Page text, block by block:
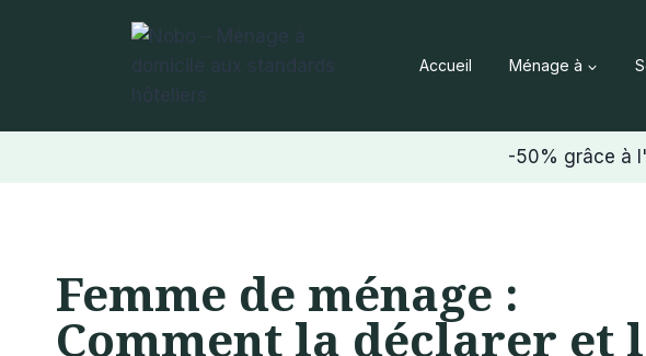
Accueil Ménage à
-50% grâce à
Femme de ménage :
Comment la déclarer et